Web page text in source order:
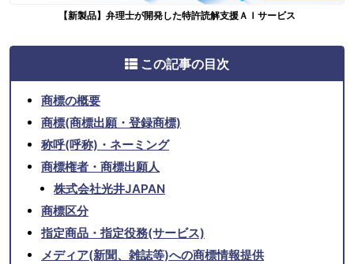
【新製品】弁理士が開発した特許読解支援ＡＩサービス
この記事の目次
商標の概要
商標(商標出願・登録商標)
称呼(呼称)・ネーミング
商標権者・商標出願人
株式会社光井JAPAN
商標区分
指定商品・指定役務(サービス)
メディア(新聞、雑誌等)への商標情報提供